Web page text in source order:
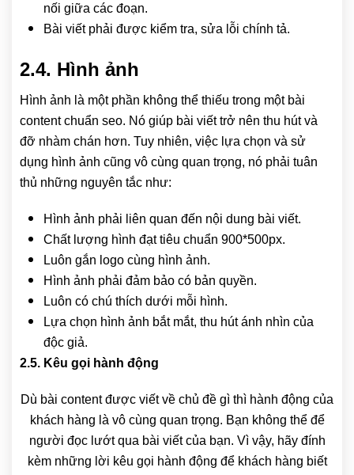
nối giữa các đoạn.
Bài viết phải được kiểm tra, sửa lỗi chính tả.
2.4. Hình ảnh
Hình ảnh là một phần không thể thiếu trong một bài
content chuẩn seo. Nó giúp bài viết trở nên thu hút và
đỡ nhàm chán hơn. Tuy nhiên, việc lựa chọn và sử
dụng hình ảnh cũng vô cùng quan trọng, nó phải tuân
thủ những nguyên tắc như:
Hình ảnh phải liên quan đến nội dung bài viết.
Chất lượng hình đạt tiêu chuẩn 900*500px.
Luôn gắn logo cùng hình ảnh.
Hình ảnh phải đảm bảo có bản quyền.
Luôn có chú thích dưới mỗi hình.
Lựa chọn hình ảnh bắt mắt, thu hút ánh nhìn của
độc giả.
2.5. Kêu gọi hành động
Dù bài content được viết về chủ đề gì thì hành động của
khách hàng là vô cùng quan trọng. Bạn không thể để
người đọc lướt qua bài viết của bạn. Vì vậy, hãy đính
kèm những lời kêu gọi hành động để khách hàng biết